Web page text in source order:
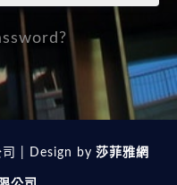
| Design by 莎菲雅網